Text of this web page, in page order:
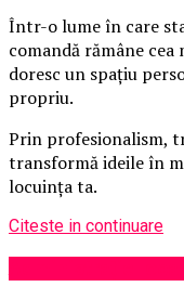
Într-o lume în care
comandă rămâne
doresc un spațiu
propriu.
Prin profesionalism,
transformă ideile în
locuința ta.
Citeste in continuare